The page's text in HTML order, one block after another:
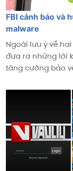
FBI cảnh báo và
malware
Ngoài lưu ý về
đưa ra những lời
tăng cường bảo